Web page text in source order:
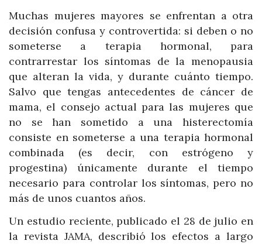
Muchas mujeres mayores se enfrentan a otra
decisión confusa y controvertida: si deben o no
someterse a terapia hormonal, para
contrarrestar los síntomas de la menopausia
que alteran la vida, y durante cuánto tiempo.
Salvo que tengas antecedentes de cáncer de
mama, el consejo actual para las mujeres que
no se han sometido a una histerectomía
consiste en someterse a una terapia hormonal
combinada (es decir, con estrógeno y
progestina) únicamente durante el tiempo
necesario para controlar los síntomas, pero no
más de unos cuantos años.
Un estudio reciente, publicado el 28 de julio en
la revista JAMA, describió los efectos a largo